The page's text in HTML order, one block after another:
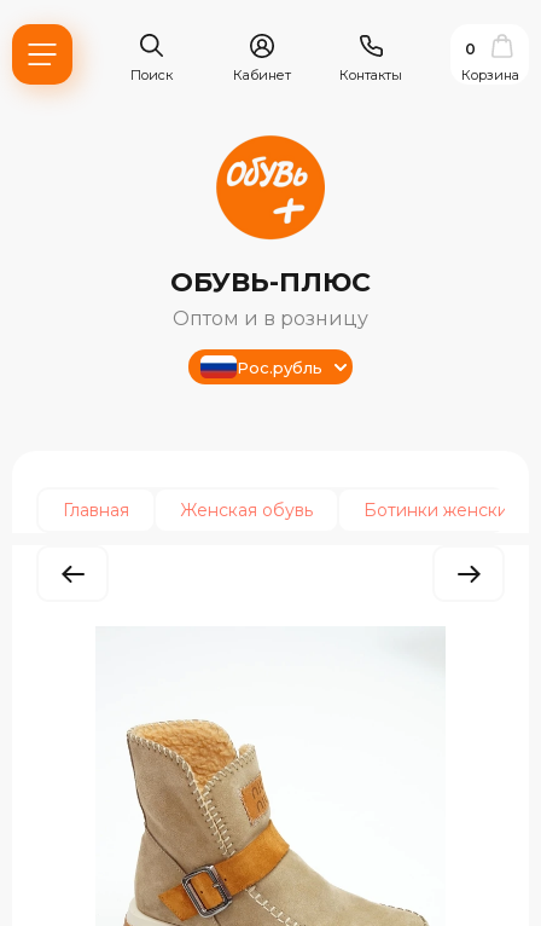
Поиск Кабинет Контакты
0
Корзина
ОБУВЬ-ПЛЮС
Оптом и в розницу
Рос.рубль
Главная Женская обувь Ботинки женские